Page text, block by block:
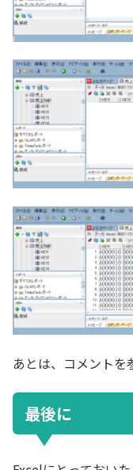
あとは、コメントを
最後に